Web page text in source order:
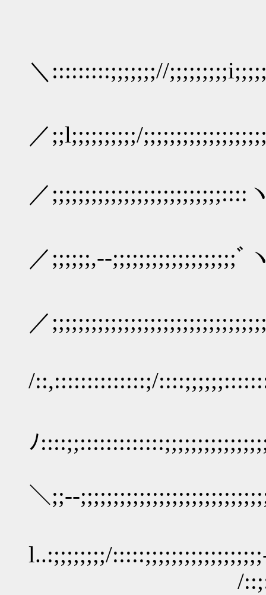
＼:::::::::;;;;;;;//
／;;l;;;;;;;;;;/
／;;;;;;;;;;;;;;;;;;;;;;;;;;::::
／;;;;;;,-‐;;;;;;;;;;;;;;;;;;;ﾞ
／
/::,::::::::::::::;/
ﾉ
＼;;-
l..:;;;;;;;;/
/